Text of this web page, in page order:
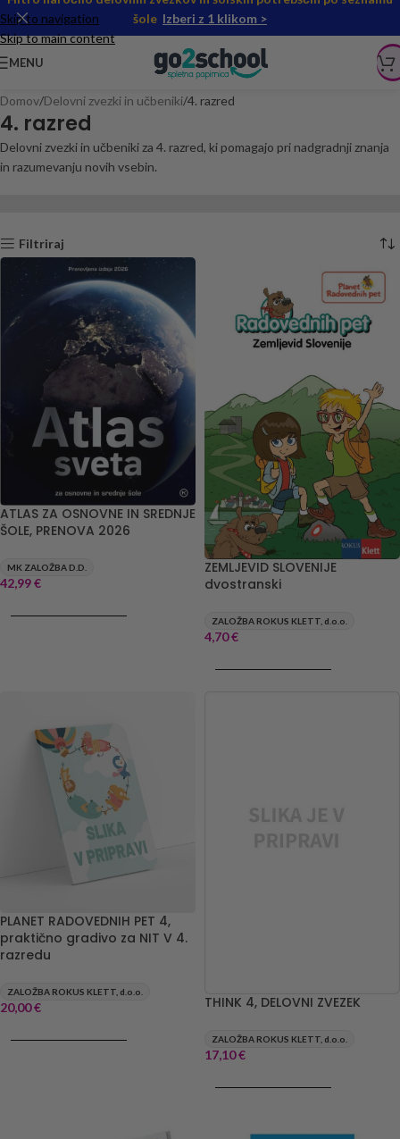
Skip to navigation
Skip to main content
šole Izberi z 1 klikom >
MENU
Domov Delovni zvezki in učbeniki 4. razred
4. razred
Delovni zvezki in učbeniki za 4. razred, ki pomagajo pri nadgradnji znanja
in razumevanju novih vsebin.
Filtriraj
ATLAS ZA OSNOVNE IN SREDNJE
ŠOLE, PRENOVA 2026
MK ZALOŽBA D.D.
42,99€
ZEMLJEVID SLOVENIJE
dvostranski
ZALOŽBA ROKUS KLETT, d.o.o.
4,70€
PLANET RADOVEDNIH PET 4,
praktično gradivo za NIT V 4.
razredu
ZALOŽBA ROKUS KLETT, d.o.o.
20,00€ THINK 4, DELOVNI ZVEZEK
ZALOŽBA ROKUS KLETT, d.o.o.
17,10€